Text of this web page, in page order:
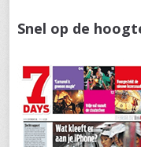
Snel op de